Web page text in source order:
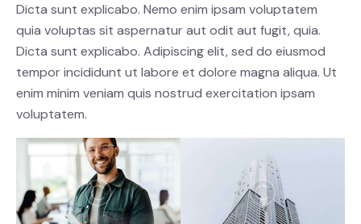
Dicta sunt explicabo. Nemo enim ipsam voluptatem
quia voluptas sit aspernatur aut odit aut fugit, quia.
Dicta sunt explicabo. Adipiscing elit, sed do eiusmod
tempor incididunt ut labore et dolore magna aliqua. Ut
enim minim veniam quis nostrud exercitation ipsam
voluptatem.